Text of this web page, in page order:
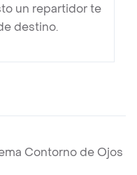
un repartidor te
destino.
Contorno de Ojos